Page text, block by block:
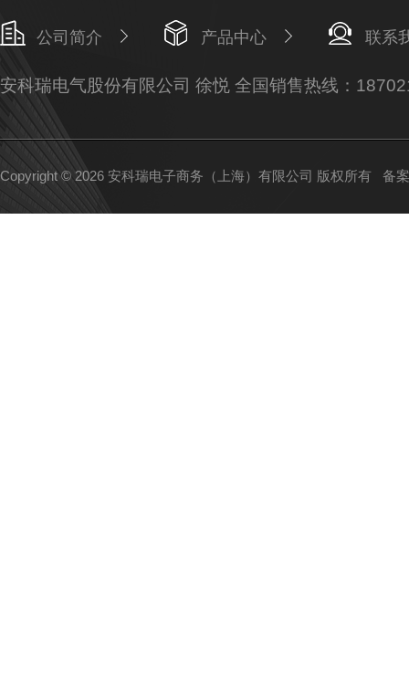
公司简介 产品中心 联系
安科瑞电气股份有限公司 徐悦 全国销售热线：
Copyright © 2026 安科瑞电子商务（上海）有限公司 版权所有 备